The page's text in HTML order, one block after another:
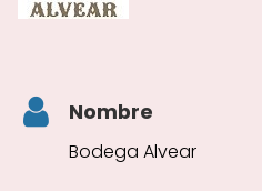
Nombre
Bodega Alvear